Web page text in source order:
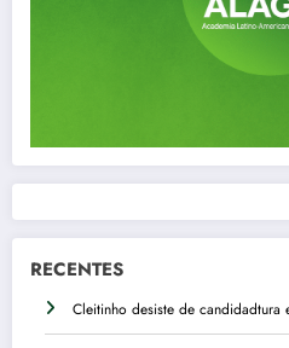
RECENTES
Cleitinho desiste de candidadtura